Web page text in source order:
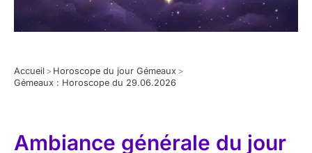
Accueil > Horoscope du jour Gémeaux >
Gémeaux : Horoscope du 29.06.2026
Ambiance générale du jour